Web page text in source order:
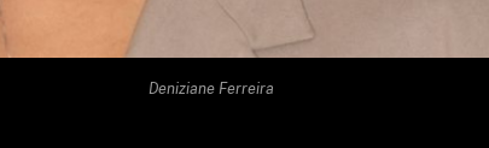
Deniziane Ferreira